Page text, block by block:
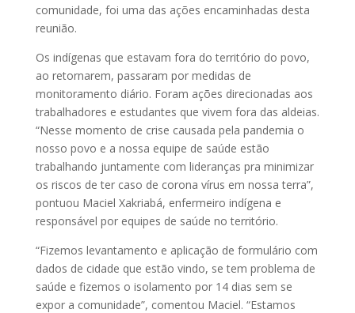
comunidade, foi uma das ações encaminhadas desta
reunião.
Os indígenas que estavam fora do território do povo,
ao retornarem, passaram por medidas de
monitoramento diário. Foram ações direcionadas aos
trabalhadores e estudantes que vivem fora das aldeias.
“Nesse momento de crise causada pela pandemia o
nosso povo e a nossa equipe de saúde estão
trabalhando juntamente com lideranças pra minimizar
os riscos de ter caso de corona vírus em nossa terra”,
pontuou Maciel Xakriabá, enfermeiro indígena e
responsável por equipes de saúde no território.
“Fizemos levantamento e aplicação de formulário com
dados de cidade que estão vindo, se tem problema de
saúde e fizemos o isolamento por 14 dias sem se
expor a comunidade”, comentou Maciel. “Estamos